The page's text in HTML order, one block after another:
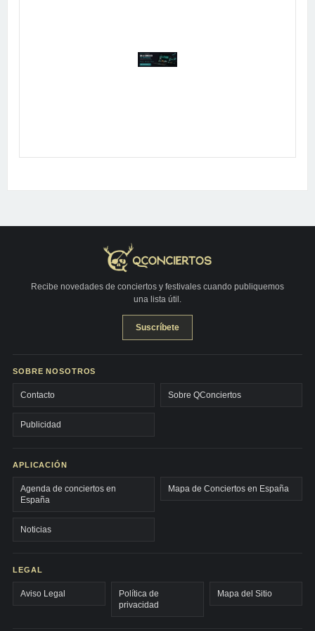
Publicidad
Recibe novedades de conciertos y festivales cuando publiquemos
una lista útil.
Suscríbete
SOBRE NOSOTROS
Contacto Sobre QConciertos
Publicidad
APLICACIÓN
Agenda de conciertos en
España
Mapa de Conciertos en España
Noticias
LEGAL
Aviso Legal
Política de
privacidad
Mapa del Sitio